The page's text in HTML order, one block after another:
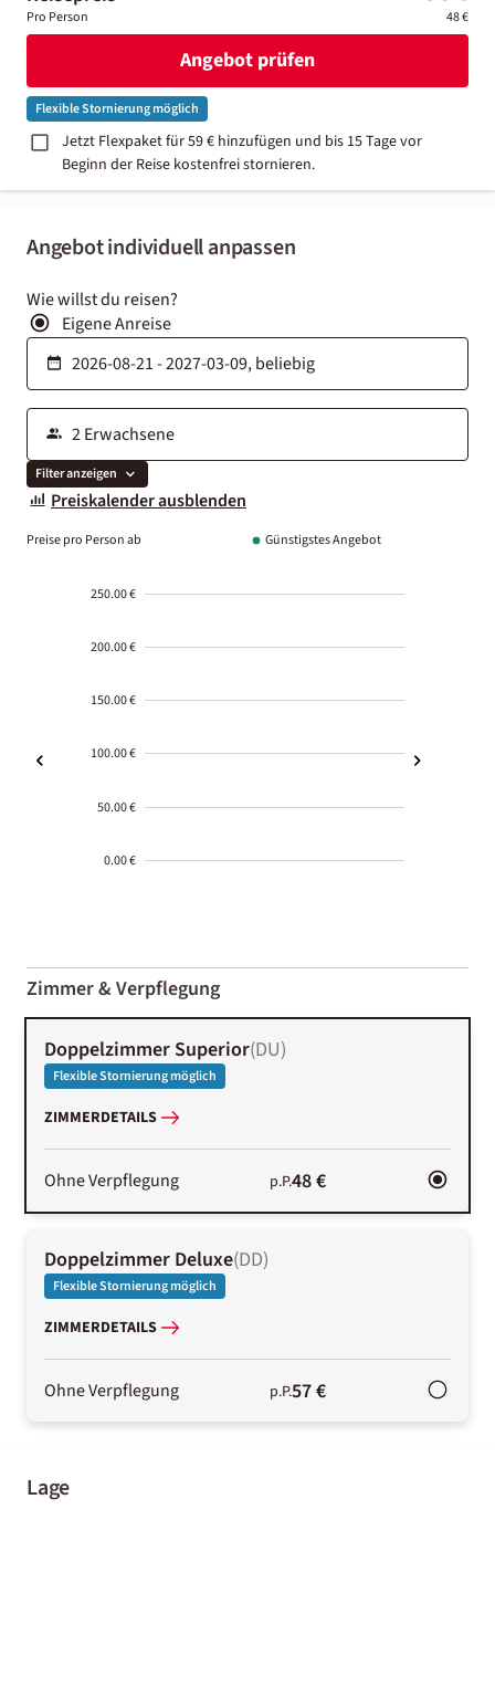
Angebot individuell anpassen
Wie willst du reisen?
Eigene Anreise
Filter anzeigen
Preiskalender ausblenden
Preise pro Person ab Günstigstes Angebot
250.00 €
200.00 €
150.00 €
100.00 €
50.00 €
0.00 €
01-02
Zimmer & Verpflegung
Doppelzimmer Superior(DU)
Flexible Stornierung möglich
ZIMMERDETAILS
Ohne Verpflegung p.P.48 €
Doppelzimmer Deluxe(DD)
Flexible Stornierung möglich
ZIMMERDETAILS
Ohne Verpflegung p.P.57 €
Lage
Pro Person 48 €
Angebot prüfen
Flexible Stornierung möglich
Jetzt Flexpaket für 59 € hinzufügen und bis 15 Tage vor
Beginn der Reise kostenfrei stornieren.